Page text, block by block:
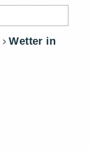
Wetter in